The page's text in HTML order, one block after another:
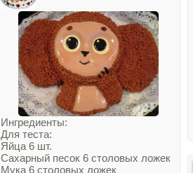
Ингредиенты:
Для теста:
Яйца 6 шт.
Сахарный песок 6 столовых ложек
Мука 6 столовых ложек